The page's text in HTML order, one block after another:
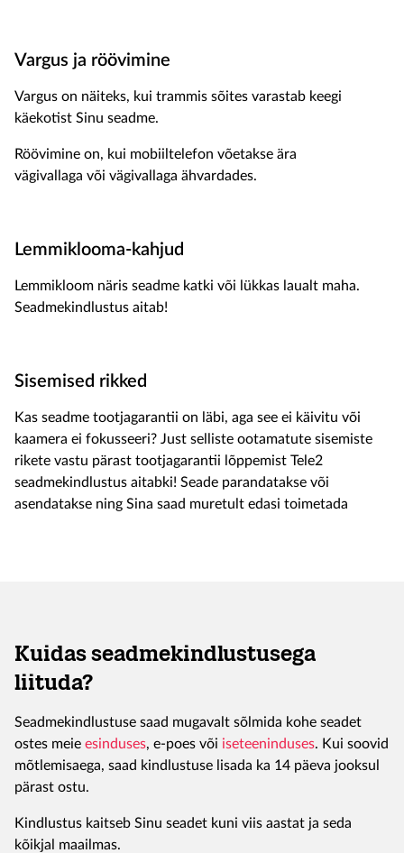
Vargus ja röövimine
Vargus on näiteks, kui trammis sõites varastab keegi
käekotist Sinu seadme.
Röövimine on, kui mobiiltelefon võetakse ära
vägivallaga või vägivallaga ähvardades.
Lemmiklooma-kahjud
Lemmikloom näris seadme katki või lükkas laualt maha.
Seadmekindlustus aitab!
Sisemised rikked
Kas seadme tootjagarantii on läbi, aga see ei käivitu või
kaamera ei fokusseeri? Just selliste ootamatute sisemiste
rikete vastu pärast tootjagarantii lõppemist Tele2
seadmekindlustus aitabki! Seade parandatakse või
asendatakse ning Sina saad muretult edasi toimetada
Kuidas seadmekindlustusega
liituda?
Seadmekindlustuse saad mugavalt sõlmida kohe seadet
ostes meie esinduses, e-poes või iseteeninduses. Kui soovid
mõtlemisaega, saad kindlustuse lisada ka 14 päeva jooksul
pärast ostu.
Kindlustus kaitseb Sinu seadet kuni viis aastat ja seda
kõikjal maailmas.